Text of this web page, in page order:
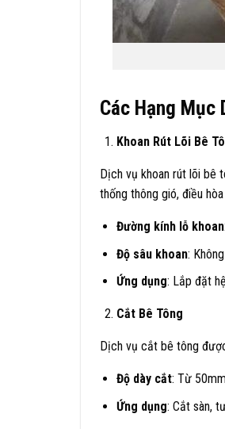
Các Hạng Mục
Khoan Rút Lõi Bê
Dịch vụ khoan rút lõi bê
thống thông gió, điều
Đường kính lỗ khoan
Độ sâu khoan:
Ứng dụng: Lắp đặt
Cắt Bê Tông
Dịch vụ cắt bê tông
Độ dày cắt: Từ
Ứng dụng: Cắt sàn,